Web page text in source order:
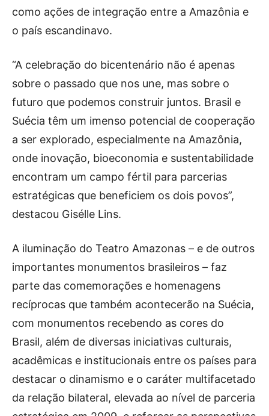
como ações de integração entre a Amazônia e
o país escandinavo.
“A celebração do bicentenário não é apenas
sobre o passado que nos une, mas sobre o
futuro que podemos construir juntos. Brasil e
Suécia têm um imenso potencial de cooperação
a ser explorado, especialmente na Amazônia,
onde inovação, bioeconomia e sustentabilidade
encontram um campo fértil para parcerias
estratégicas que beneficiem os dois povos”,
destacou Gisélle Lins.
A iluminação do Teatro Amazonas – e de outros
importantes monumentos brasileiros – faz
parte das comemorações e homenagens
recíprocas que também acontecerão na Suécia,
com monumentos recebendo as cores do
Brasil, além de diversas iniciativas culturais,
acadêmicas e institucionais entre os países para
destacar o dinamismo e o caráter multifacetado
da relação bilateral, elevada ao nível de parceria